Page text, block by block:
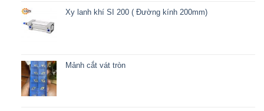
Xy lanh khí SI 200 ( Đường kính 200mm)
Mảnh cắt vát tròn